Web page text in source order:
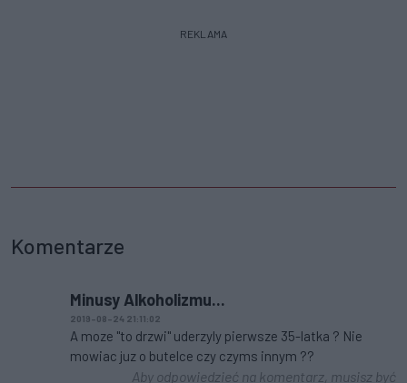
REKLAMA
Komentarze
Minusy Alkoholizmu...
2019-08-24 21:11:02
A moze "to drzwi" uderzyly pierwsze 35-latka ? Nie
mowiac juz o butelce czy czyms innym ??
Aby odpowiedzieć na komentarz, musisz być